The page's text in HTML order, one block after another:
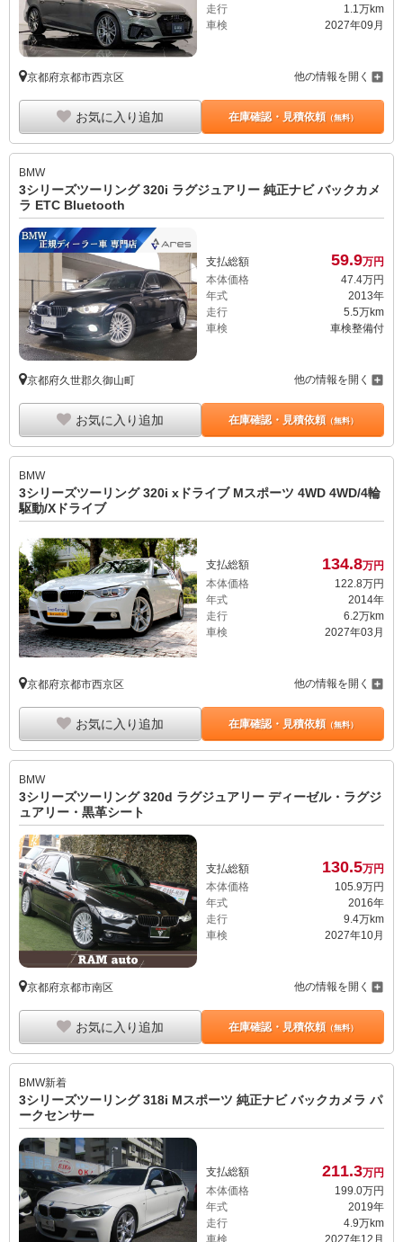
走行
1.1万km
車検
2027年09月
京都府京都市西京区 他の情報を開く
お気に入り追加 在庫確認・見積依頼（無料）
BMW
3シリーズツーリング 320i ラグジュアリー 純正ナビ バックカメ
ラ ETC Bluetooth
支払総額 59.9万円
本体価格
47.4万円
年式
2013年
走行
5.5万km
車検
車検整備付
京都府久世郡久御山町 他の情報を開く
お気に入り追加 在庫確認・見積依頼（無料）
BMW
3シリーズツーリング 320i xドライブ Mスポーツ 4WD 4WD/4輪
駆動/Xドライブ
支払総額 134.8万円
本体価格
122. 8万円
年式
2014年
走行
6.2万km
車検
2027年03月
京都府京都市西京区 他の情報を開く
お気に入り追加 在庫確認・見積依頼（無料）
BMW
3シリーズツーリング 320d ラグジュアリー ディーゼル・ラグジ
ュアリー・黒革シート
支払総額 130.5万円
本体価格
105.9万円
年式
2016年
走行
9.4万km
車検
2027年10月
京都府京都市南区 他の情報を開く
お気に入り追加 在庫確認・見積依頼（無料）
BMW新着
3シリーズツーリング 318i Mスポーツ 純正ナビ バックカメラ パ
ークセンサー
支払総額 211.3万円
本体価格
199. 0万円
年式
2019年
走行
4.9万km
車検
2027年12月